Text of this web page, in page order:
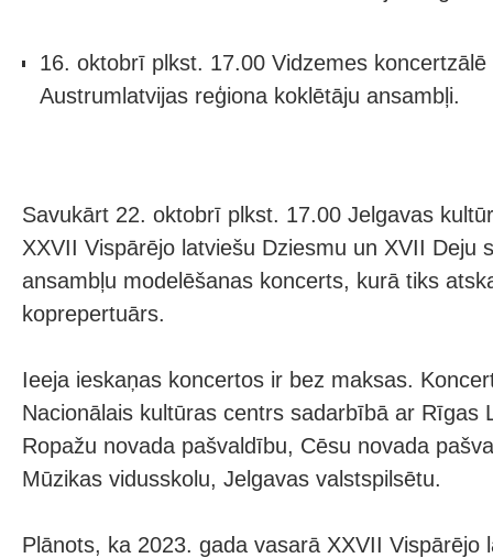
16. oktobrī plkst. 17.00 Vidzemes koncertzālē
Austrumlatvijas reģiona koklētāju ansambļi.
Savukārt 22. oktobrī plkst. 17.00 Jelgavas
XXVII Vispārējo latviešu Dziesmu un XVII Deju
ansambļu modelēšanas koncerts, kurā tiks
koprepertuārs.
Ieeja ieskaņas koncertos ir bez maksas.
Nacionālais kultūras centrs sadarbībā ar Rīgas
Ropažu novada pašvaldību, Cēsu novada
Mūzikas vidusskolu, Jelgavas valstspilsētu.
Plānots, ka 2023. gada vasarā XXVII Vispārējo